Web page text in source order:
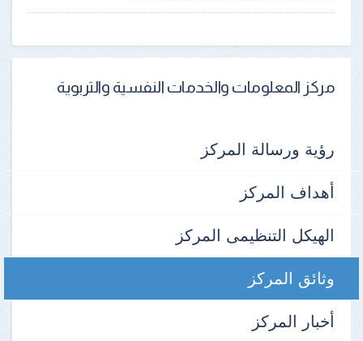
مركز المعلومات والخدمات النفسية والتربوية
رؤية ورسالة المركز
أهداف المركز
الهيكل التنظيمى المركز
وثائق المركز
أخبار المركز